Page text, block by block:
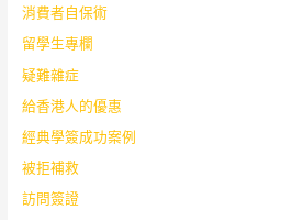
消費者自保術
留學生專欄
疑難雜症
給香港人的優惠
經典學簽成功案例
被拒補救
訪問簽證